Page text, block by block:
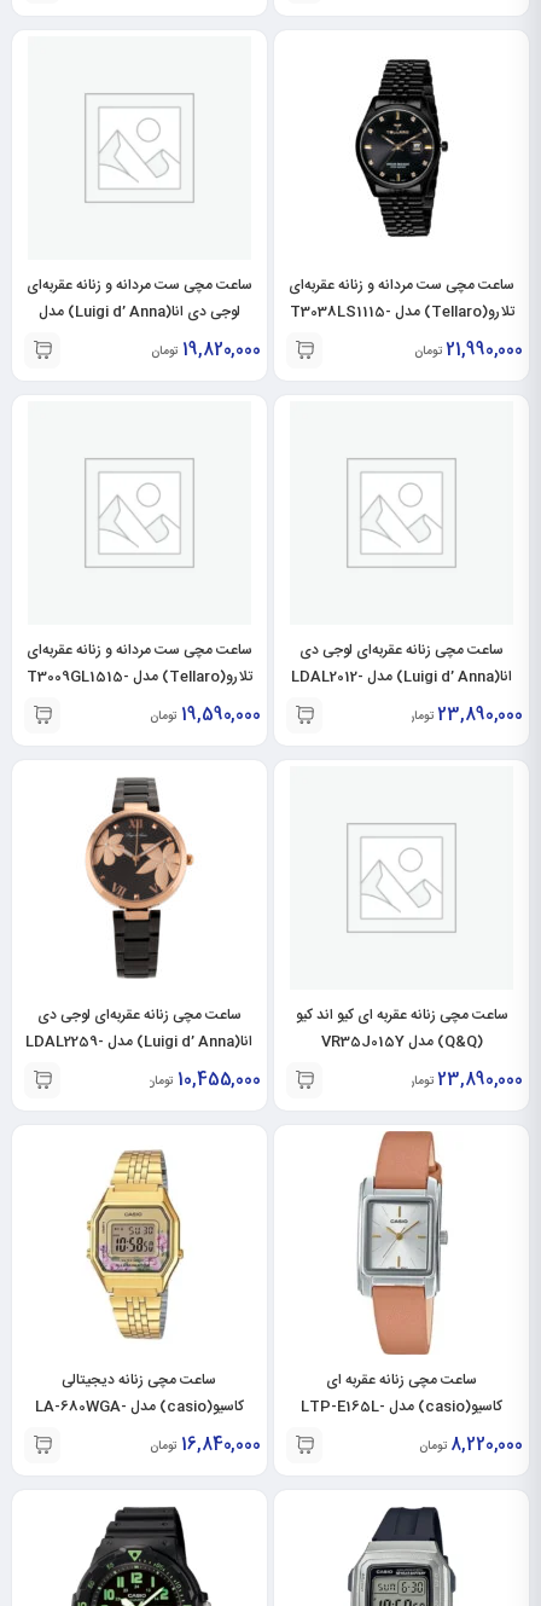
ساعت مچی ست مردانه و زنانه عقربه‌ای
تلارو(Tellaro) مدل T3038LS1115-
T3038GS111521,990,000 تومان
ساعت مچی ست مردانه و زنانه عقربه‌ای
لوجی دی انا(Luigi d’ Anna) مدل
LDAG2142-LDAL2143-RO-BL
19,820,000 تومان
ساعت مچی زنانه عقربه‌ای لوجی دی
انا(Luigi d’ Anna) مدل LDAL2012-
23,890,000 تومان
ساعت مچی ست مردانه و زنانه عقربه‌ای
تلارو(Tellaro) مدل T3009GL1515-
T3009LL151519,590,000 تومان
ساعت مچی زنانه عقربه ای کیو اند کیو
(Q&Q) مدل VR35J015Y
23,890,000 تومان
ساعت مچی زنانه عقربه‌ای لوجی دی
انا(Luigi d’ Anna) مدل LDAL2259-
10,455,000 تومان
ساعت مچی زنانه عقربه ای
کاسیو(casio) مدل LTP-E165L-
8,220,000 تومان
ساعت مچی زنانه دیجیتالی
کاسیو(casio) مدل LA-680WGA-
16,840,000 تومان